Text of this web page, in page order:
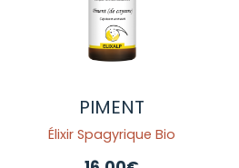
PIMENT
Élixir Spagyrique Bio